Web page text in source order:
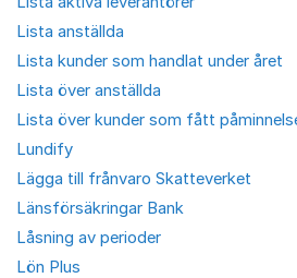
Lista anställda
Lista kunder som handlat under året
Lista över anställda
Lista över kunder som fått
Lundify
Lägga till frånvaro Skatteverket
Länsförsäkringar Bank
Låsning av perioder
Lön Plus